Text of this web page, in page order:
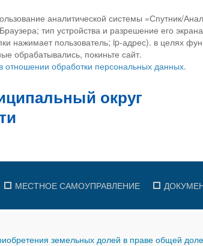
аналитической системы «Спутник/
тип устройства и разрешение его
нажимает пользователь; ip-адрес). в целях
обрабатывались, покиньте сайт.
отношении обработки персональных данных.
МЕСТНОЕ САМОУПРАВЛЕНИЕ
земельных долей в праве общей